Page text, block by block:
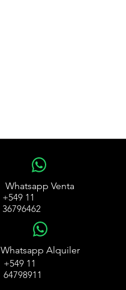
Whatsapp Venta
+549 11
36796462
Whatsapp Alquiler
+549 11
64798911